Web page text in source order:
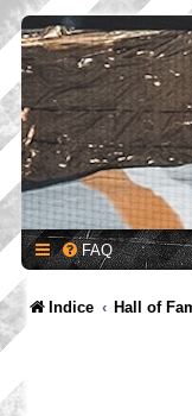
FAQ
Indice Hall of